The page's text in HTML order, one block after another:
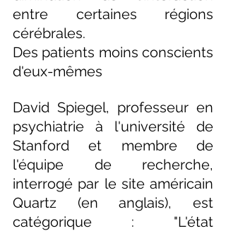
entre certaines régions
cérébrales.
Des patients moins conscients
d'eux-mêmes
David Spiegel, professeur en
psychiatrie à l'université de
Stanford et membre de
l'équipe de recherche,
interrogé par le site américain
Quartz (en anglais), est
catégorique : "L'état